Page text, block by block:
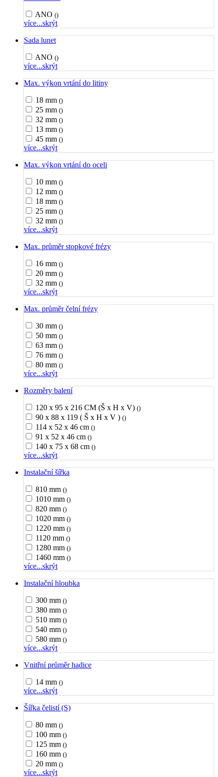
ANO ()
více...skrýt
Sada lunet
ANO ()
více...skrýt
Max. výkon vrtání do litiny
18 mm ()
25 mm ()
32 mm ()
13 mm ()
45 mm ()
více...skrýt
Max. výkon vrtání do oceli
10 mm ()
12 mm ()
18 mm ()
25 mm ()
32 mm ()
více...skrýt
Max. průměr stopkové frézy
16 mm ()
20 mm ()
32 mm ()
více...skrýt
Max. průměr čelní frézy
30 mm ()
50 mm ()
63 mm ()
76 mm ()
80 mm ()
více...skrýt
Rozměry balení
120 x 95 x 216 CM (Š x H x V) ()
90 x 88 x 119 ( Š x H x V ) ()
114 x 52 x 46 cm ()
91 x 52 x 46 cm ()
140 x 75 x 68 cm ()
více...skrýt
Instalační šířka
810 mm ()
1010 mm ()
820 mm ()
1020 mm ()
1220 mm ()
1120 mm ()
1280 mm ()
1460 mm ()
více...skrýt
Instalační hloubka
300 mm ()
380 mm ()
510 mm ()
540 mm ()
580 mm ()
více...skrýt
Vnitřní průměr hadice
14 mm ()
více...skrýt
Šířka čelistí (S)
80 mm ()
100 mm ()
125 mm ()
160 mm ()
20 mm ()
více...skrýt